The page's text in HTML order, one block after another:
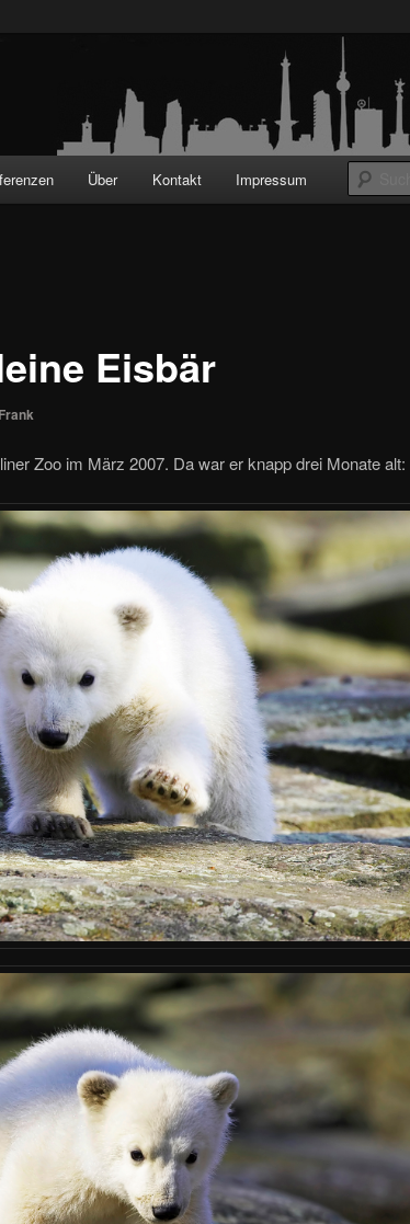
Über Kontakt Impressum
Eisbär
Frank
Zoo im März 2007. Da war er knapp drei Monate alt: